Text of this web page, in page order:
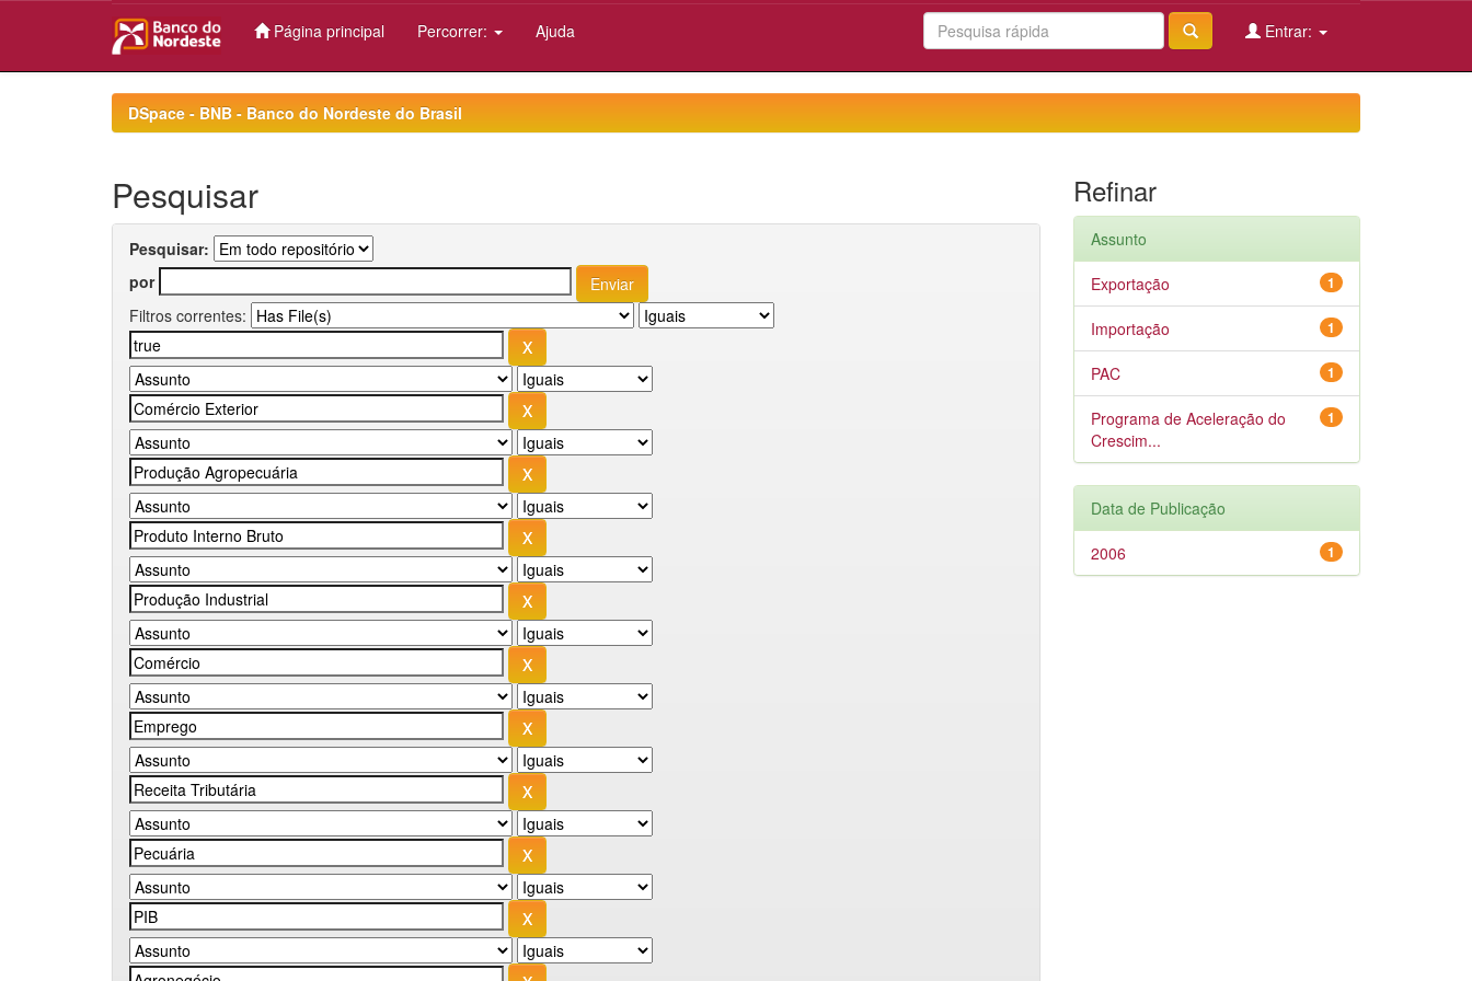
Página principal Percorrer: Ajuda Entrar:
DSpace - BNB - Banco do Nordeste do Brasil
Pesquisar
Pesquisar:
por
Filtros correntes:
Refinar
Assunto
1
Exportação
1
Importação
1
PAC
1
Programa de Aceleração do
Crescim...
Data de Publicação
1
2006